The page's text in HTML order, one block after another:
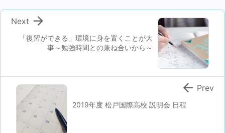
「復習ができる」環境に身を置くことが大
事～勉強時間との兼ね合いから～

Next
2019年度 松戸国際高校 説明会 日程
 Prev